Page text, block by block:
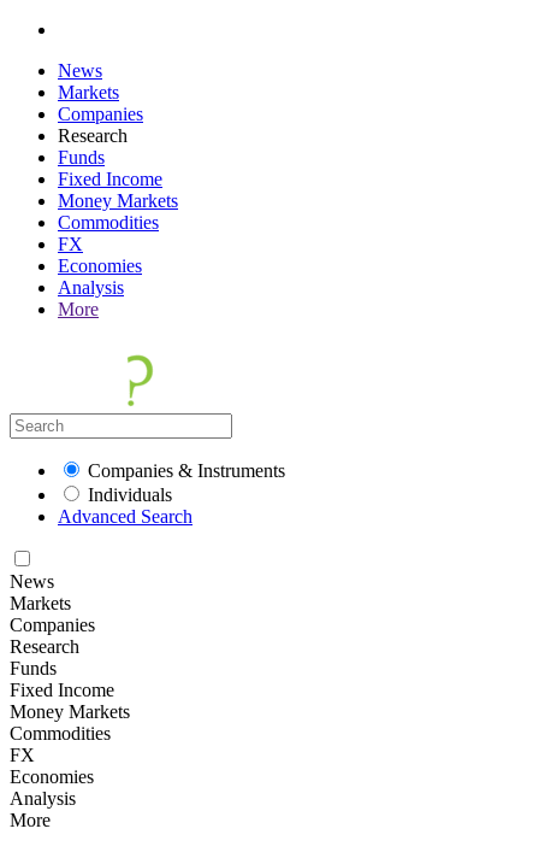
News
Markets
Companies
Research
Funds
Fixed Income
Money Markets
Commodities
FX
Economies
Analysis
More
Companies & Instruments
Individuals
Advanced Search
News
Markets
Companies
Research
Funds
Fixed Income
Money Markets
Commodities
FX
Economies
Analysis
More